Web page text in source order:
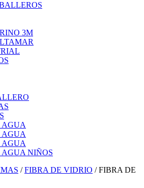
3M
AGUA
AGUA
AGUA
AGUA NIÑOS
/FIBRA DE VIDRIO / FIBRA DE